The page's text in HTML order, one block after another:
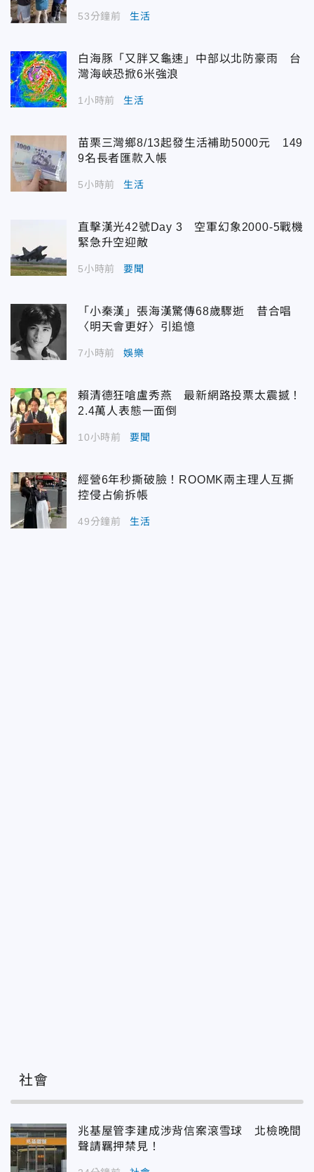
53分鐘前 生活
白海豚「又胖又龜速」中部以北防豪雨 台
灣海峽恐掀6米強浪
1小時前 生活
苗栗三灣鄉8/13起發生活補助5000元 149
9名長者匯款入帳
5小時前 生活
直擊漢光42號Day 3 空軍幻象2000-5戰機
緊急升空迎敵
5小時前 要聞
「小秦漢」張海漢驚傳68歲驟逝 昔合唱
〈明天會更好〉引追憶
7小時前 娛樂
賴清德狂嗆盧秀燕 最新網路投票太震撼！
2.4萬人表態一面倒
10小時前 要聞
經營6年秒撕破臉！ROOMK兩主理人互撕
控侵占偷拆帳
49分鐘前 生活
社會
兆基屋管李建成涉背信案滾雪球 北檢晚間
聲請羈押禁見！